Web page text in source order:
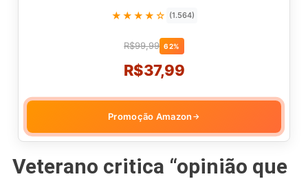
★★★★☆ (1.564)
R$99,99 62%
R$37,99
Promoção Amazon →
Veterano critica “opinião que